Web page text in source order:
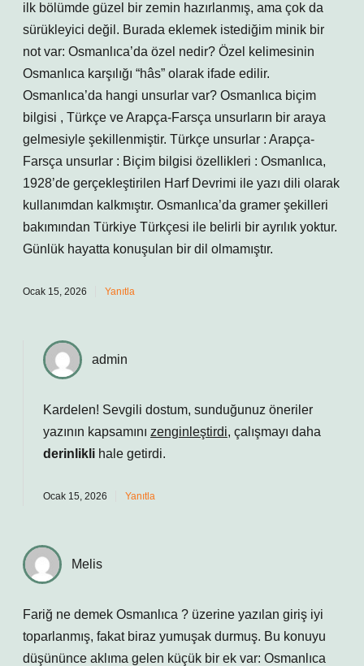
ilk bölümde güzel bir zemin hazırlanmış, ama çok da
sürükleyici değil. Burada eklemek istediğim minik bir
not var: Osmanlıca’da özel nedir? Özel kelimesinin
Osmanlıca karşılığı “hâs” olarak ifade edilir.
Osmanlıca’da hangi unsurlar var? Osmanlıca biçim
bilgisi , Türkçe ve Arapça-Farsça unsurların bir araya
gelmesiyle şekillenmiştir. Türkçe unsurlar : Arapça-
Farsça unsurlar : Biçim bilgisi özellikleri : Osmanlıca,
1928’de gerçekleştirilen Harf Devrimi ile yazı dili olarak
kullanımdan kalkmıştır. Osmanlıca’da gramer şekilleri
bakımından Türkiye Türkçesi ile belirli bir ayrılık yoktur.
Günlük hayatta konuşulan bir dil olmamıştır.
Ocak 15, 2026 Yanıtla
admin
Kardelen! Sevgili dostum, sunduğunuz öneriler
yazının kapsamını zenginleştirdi, çalışmayı daha
derinlikli hale getirdi.
Ocak 15, 2026 Yanıtla
Melis
Fariğ ne demek Osmanlıca ? üzerine yazılan giriş iyi
toparlanmış, fakat biraz yumuşak durmuş. Bu konuyu
düşününce aklıma gelen küçük bir ek var: Osmanlıca